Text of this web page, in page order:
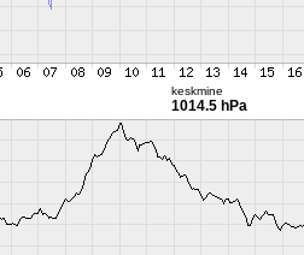
keskmine
1014.5 hPa